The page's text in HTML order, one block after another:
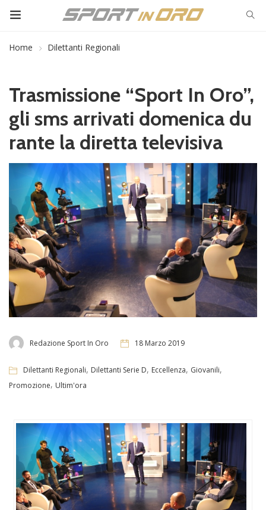
Home Dilettanti Regionali
Trasmissione “Sport In Oro”,
gli sms arrivati domenica du
rante la diretta televisiva
Redazione Sport In Oro 18 Marzo 2019
Dilettanti Regionali, Dilettanti Serie D, Eccellenza, Giovanili,
Promozione, Ultim'ora